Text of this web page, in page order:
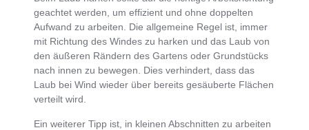
geachtet werden, umeffizient und ohne doppelten
Aufwand zu arbeiten. Die allgemeine Regel ist, immer
mit Richtung des Windes zu harken und das Laubvon
den äußeren Rändern des Gartens oder Grundstücks
nach innen zu bewegen. Dies verhindert, dass das
Laub bei Wind wieder über bereits gesäuberte Flächen
verteilt wird.
Ein weiterer Tipp ist, in kleinen Abschnitten zu arbeiten